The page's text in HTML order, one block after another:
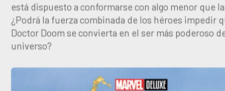
está dispuesto a conformarse con algo menor que
¿Podrá la fuerza combinada de los héroes impedir
Doctor Doom se convierta en el ser más poderoso
universo?